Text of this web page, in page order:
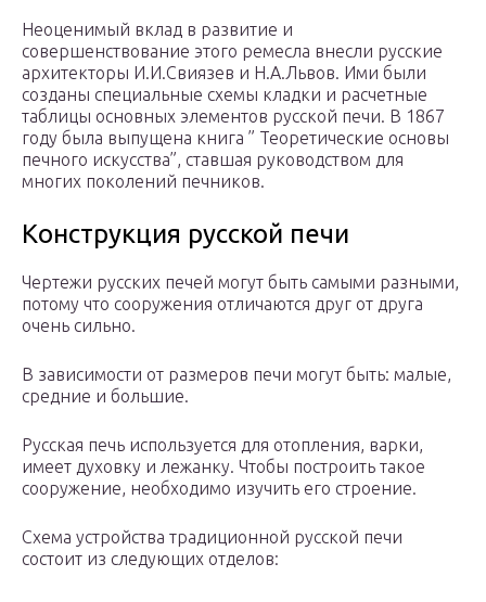
Неоценимый вклад в развитие и
совершенствование этого ремесла внесли русские
архитекторы И.И.Свиязев и Н.А.Львов. Ими были
созданы специальные схемы кладки и расчетные
таблицы основных элементов русской печи. В 1867
году была выпущена книга ” Теоретические основы
печного искусства”, ставшая руководством для
многих поколений печников.
Конструкция русской печи
Чертежи русских печей могут быть самыми разными,
потому что сооружения отличаются друг от друга
очень сильно.
В зависимости от размеров печи могут быть: малые,
средние и большие.
Русская печь используется для отопления, варки,
имеет духовку и лежанку. Чтобы построить такое
сооружение, необходимо изучить его строение.
Схема устройства традиционной русской печи
состоит из следующих отделов: